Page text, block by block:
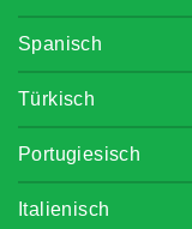
Spanisch
Türkisch
Portugiesisch
Italienisch